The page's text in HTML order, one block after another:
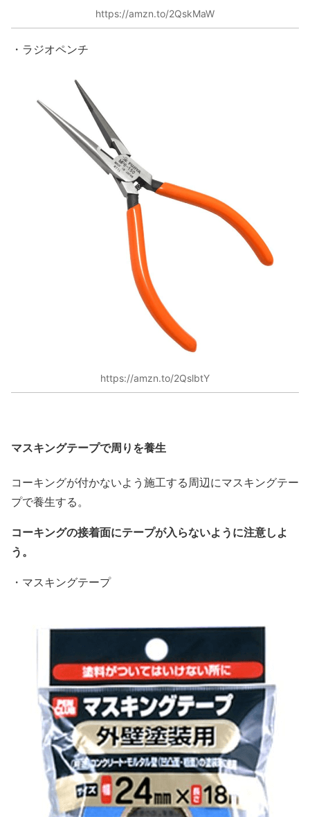
https://amzn.to/2QskMaW
・ラジオペンチ
https://amzn.to/2QslbtY
マスキングテープで周りを養生
コーキングが付かないよう施工する周辺にマスキングテー
プで養生する。
コーキングの接着面にテープが入らないように注意しよ
う。
・マスキングテープ